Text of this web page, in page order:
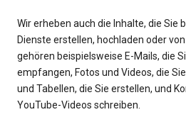
Wir erheben auch die Inhalte, die Sie
Dienste erstellen, hochladen oder
gehören beispielsweise E-Mails, die
empfangen, Fotos und Videos, die
und Tabellen, die Sie erstellen, und
YouTube-Videos schreiben.